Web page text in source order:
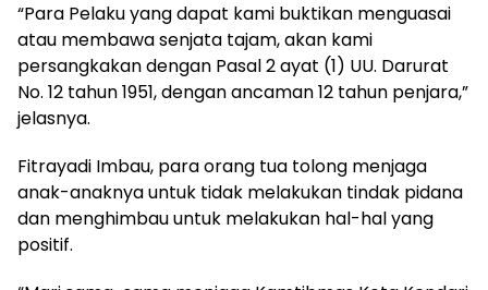
“Para Pelaku yang dapat kami buktikan menguasai
atau membawa senjata tajam, akan kami
persangkakan dengan Pasal 2 ayat (1) UU. Darurat
No. 12 tahun 1951, dengan ancaman 12 tahun penjara,”
jelasnya.
Fitrayadi Imbau, para orang tua tolong menjaga
anak-anaknya untuk tidak melakukan tindak pidana
dan menghimbau untuk melakukan hal-hal yang
positif.